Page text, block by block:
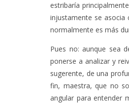
estribaría
injustamente se
normalmente es más
Pues no: aunque sea
ponerse a analizar y
sugerente, de una
fin, maestra, que no
angular para entender